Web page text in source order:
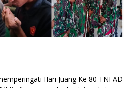
Hari Juang Ke-80 TNI AD